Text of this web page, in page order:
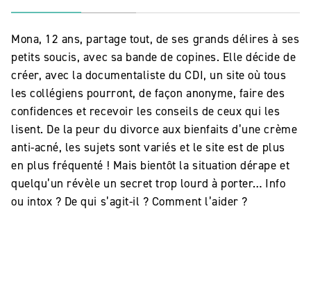
Mona, 12 ans, partage tout, de ses grands délires à ses
petits soucis, avec sa bande de copines. Elle décide de
créer, avec la documentaliste du CDI, un site où tous
les collégiens pourront, de façon anonyme, faire des
confidences et recevoir les conseils de ceux qui les
lisent. De la peur du divorce aux bienfaits d’une crème
anti-acné, les sujets sont variés et le site est de plus
en plus fréquenté ! Mais bientôt la situation dérape et
quelqu’un révèle un secret trop lourd à porter… Info
ou intox ? De qui s’agit-il ? Comment l’aider ?